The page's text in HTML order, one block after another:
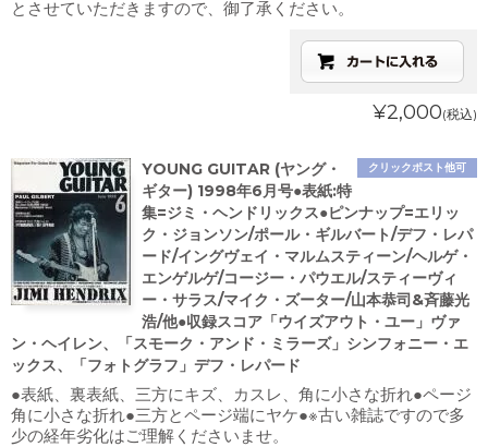
とさせていただきますので、御了承ください。
¥2,000(税込)
クリックポスト他可
YOUNG GUITAR (ヤング・
ギター) 1998年6月号●表紙:特
集=ジミ・ヘンドリックス●ピンナップ=エリッ
ク・ジョンソン/ポール・ギルバート/デフ・レパ
ード/イングヴェイ・マルムスティーン/ヘルゲ・
エンゲルゲ/コージー・パウエル/スティーヴィ
ー・サラス/マイク・ズーター/山本恭司&斉藤光
浩/他●収録スコア「ウイズアウト・ユー」ヴァ
ン・ヘイレン、「スモーク・アンド・ミラーズ」シンフォニー・エ
ックス、「フォトグラフ」デフ・レパード
●表紙、裏表紙、三方にキズ、カスレ、角に小さな折れ●ページ
角に小さな折れ●三方とページ端にヤケ●※古い雑誌ですので多
少の経年劣化はご理解くださいませ。